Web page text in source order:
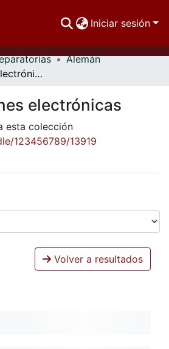
Iniciar sesión
Alemán
Presentaciones electrónicas
electrónicas
esta colección
123456789/13919
Volver a resultados